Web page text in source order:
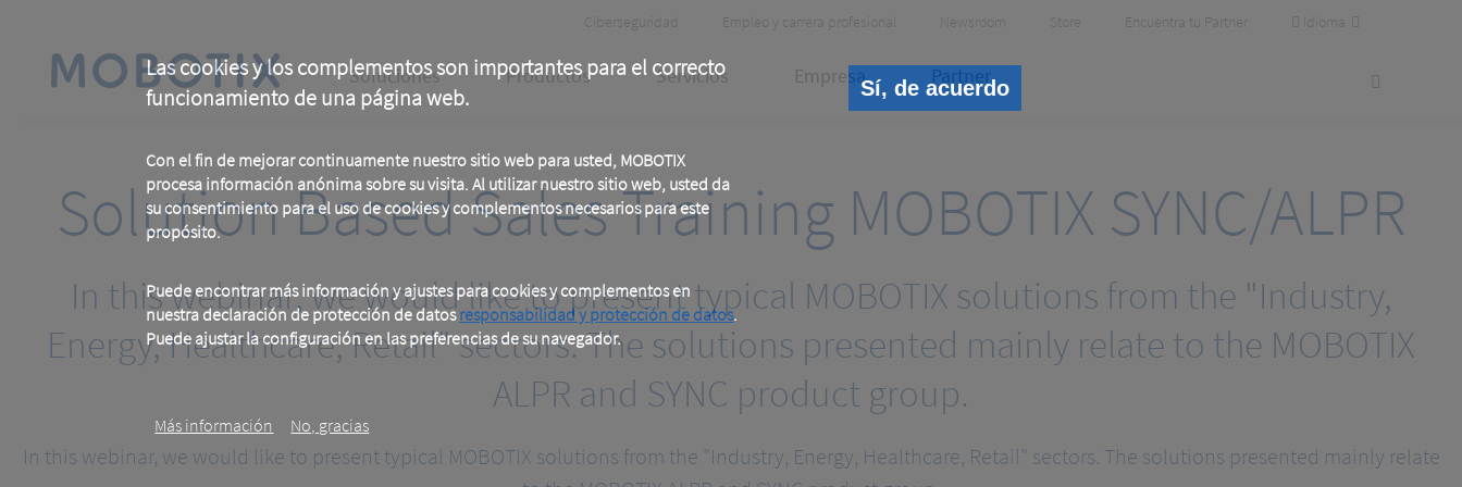
Las cookies y los complementos son importantes para el correcto
funcionamiento de una página web.
Con el fin de mejorar continuamente nuestro sitio web para usted, MOBOTIX
procesa información anónima sobre su visita. Al utilizar nuestro sitio web, usted da
su consentimiento para el uso de cookies y complementos necesarios para este
propósito.
Puede encontrar más información y ajustes para cookies y complementos en
nuestra declaración de protección de datosresponsabilidad y protección de datos.
Puede ajustar la configuración en las preferencias de su navegador.
.
Más información No, gracias
Sí, de acuerdo
content
Header
Meta
Ciberseguridad Empleo y carrera profesional Newsroom Store Encuentra tu Partner Idioma
Main
navigation
Soluciones Productos Servicios Empresa Partner
Solution Based Sales Training MOBOTIX SYNC/ALPR
In this webinar, we would like to present typical MOBOTIX solutions from the "Industry,
Energy, Healthcare, Retail" sectors. The solutions presented mainly relate to the MOBOTIX
ALPR and SYNC product group.
In this webinar, we would like to present typical MOBOTIX solutions from the "Industry, Energy, Healthcare, Retail" sectors. The solutions presented mainly relate